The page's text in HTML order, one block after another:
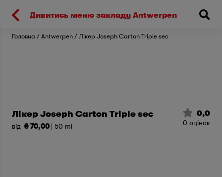
Киев
Головна Antwerpen Лікер Joseph Carton Triple sec
Дивитись меню закладу Antwerpen
Лікер Joseph Carton Triple sec
від ₴ 70,00 | 50 ml
0,0
0 оцінок